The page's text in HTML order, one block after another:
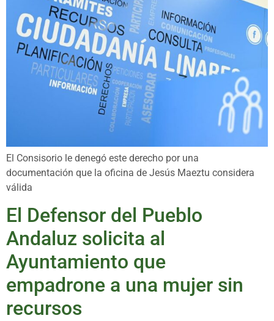
El Consisorio le denegó este derecho por una
documentación que la oficina de Jesús Maeztu considera
válida
El Defensor del Pueblo
Andaluz solicita al
Ayuntamiento que
empadrone a una mujer sin
recursos